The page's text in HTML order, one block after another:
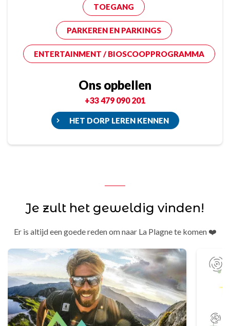
TOEGANG
PARKEREN EN PARKINGS
ENTERTAINMENT / BIOSCOOPPROGRAMMA
Ons opbellen
+33 479 090 201
HET DORP LEREN KENNEN
Je zult het geweldig vinden!
Er is altijd een goede reden om naar La Plagne te komen ❤️